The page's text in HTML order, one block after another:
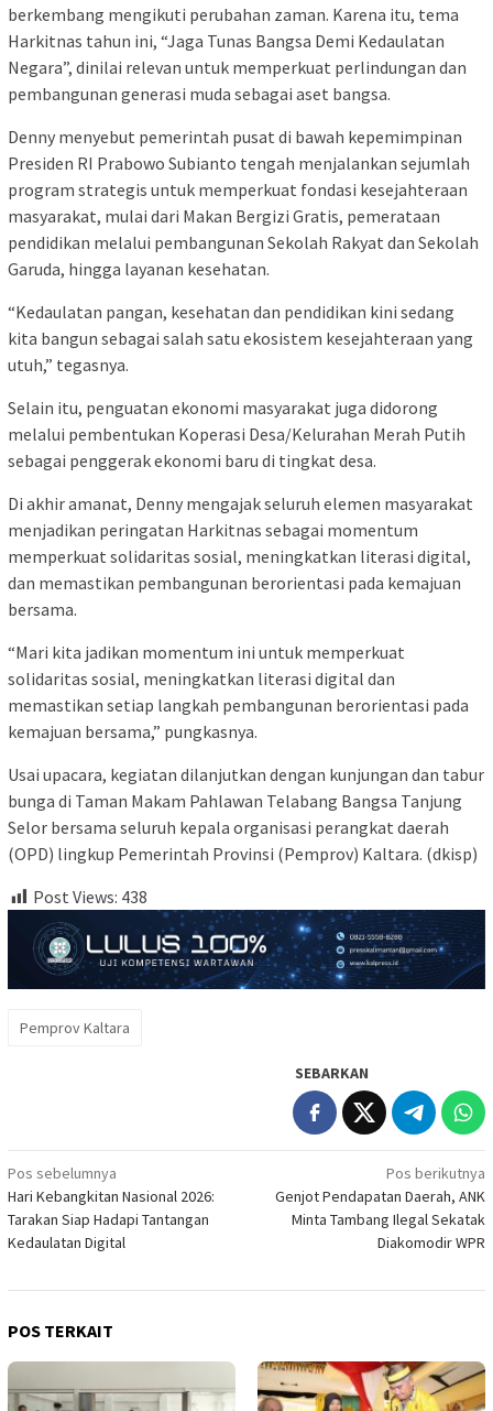
berkembang mengikuti perubahan zaman. Karena itu, tema
Harkitnas tahun ini, “Jaga Tunas Bangsa Demi Kedaulatan
Negara”, dinilai relevan untuk memperkuat perlindungan dan
pembangunan generasi muda sebagai aset bangsa.
Denny menyebut pemerintah pusat di bawah kepemimpinan
Presiden RI Prabowo Subianto tengah menjalankan sejumlah
program strategis untuk memperkuat fondasi kesejahteraan
masyarakat, mulai dari Makan Bergizi Gratis, pemerataan
pendidikan melalui pembangunan Sekolah Rakyat dan Sekolah
Garuda, hingga layanan kesehatan.
“Kedaulatan pangan, kesehatan dan pendidikan kini sedang
kita bangun sebagai salah satu ekosistem kesejahteraan yang
utuh,” tegasnya.
Selain itu, penguatan ekonomi masyarakat juga didorong
melalui pembentukan Koperasi Desa/Kelurahan Merah Putih
sebagai penggerak ekonomi baru di tingkat desa.
Di akhir amanat, Denny mengajak seluruh elemen masyarakat
menjadikan peringatan Harkitnas sebagai momentum
memperkuat solidaritas sosial, meningkatkan literasi digital,
dan memastikan pembangunan berorientasi pada kemajuan
bersama.
“Mari kita jadikan momentum ini untuk memperkuat
solidaritas sosial, meningkatkan literasi digital dan
memastikan setiap langkah pembangunan berorientasi pada
kemajuan bersama,” pungkasnya.
Usai upacara, kegiatan dilanjutkan dengan kunjungan dan tabur
bunga di Taman Makam Pahlawan Telabang Bangsa Tanjung
Selor bersama seluruh kepala organisasi perangkat daerah
(OPD) lingkup Pemerintah Provinsi (Pemprov) Kaltara. (dkisp)
Post Views: 438
Pemprov Kaltara
SEBARKAN
Navigasi
pos
Pos sebelumnya
Hari Kebangkitan Nasional 2026:
Tarakan Siap Hadapi Tantangan
Kedaulatan Digital
Pos berikutnya
Genjot Pendapatan Daerah, ANK
Minta Tambang Ilegal Sekatak
Diakomodir WPR
POS TERKAIT